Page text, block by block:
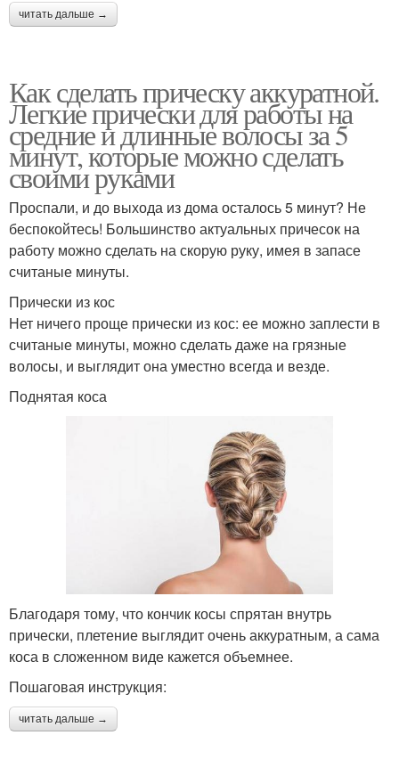
читать дальше →
Как сделать прическу аккуратной.
Легкие прически для работы на
средние и длинные волосы за 5
минут, которые можно сделать
своими руками
Проспали, и до выхода из дома осталось 5 минут? Не
беспокойтесь! Большинство актуальных причесок на
работу можно сделать на скорую руку, имея в запасе
считаные минуты.
Прически из кос
Нет ничего проще прически из кос: ее можно заплести в
считаные минуты, можно сделать даже на грязные
волосы, и выглядит она уместно всегда и везде.
Поднятая коса
Благодаря тому, что кончик косы спрятан внутрь
прически, плетение выглядит очень аккуратным, а сама
коса в сложенном виде кажется объемнее.
Пошаговая инструкция:
читать дальше →